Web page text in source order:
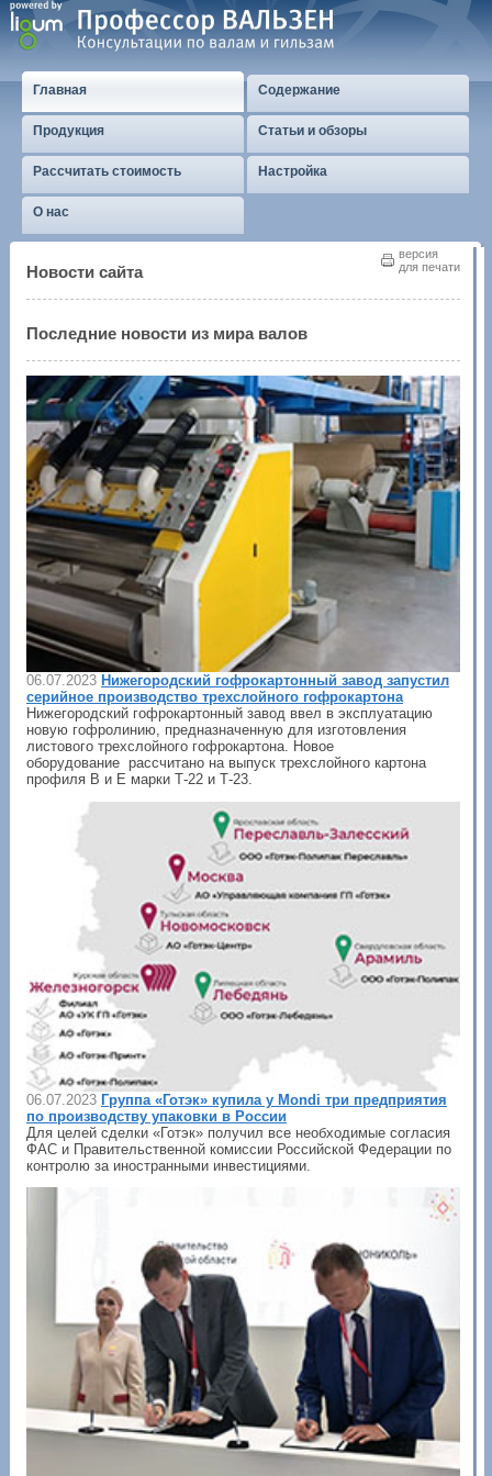
Главная Содержание
Продукция Статьи и обзоры
Рассчитать стоимость Настройка
О нас
версия
для печати
Новости сайта
Последние новости из мира валов
06.07.2023 Нижегородский гофрокартонный завод запустил
серийное производство трехслойного гофрокартона
Нижегородский гофрокартонный завод ввел в эксплуатацию
новую гофролинию, предназначенную для изготовления
листового трехслойного гофрокартона. Новое
оборудование рассчитано на выпуск трехслойного картона
профиля B и Е марки Т-22 и Т-23.
06.07.2023 Группа «Готэк» купила у Mondi три предприятия
по производству упаковки в России
Для целей сделки «Готэк» получил все необходимые согласия
ФАС и Правительственной комиссии Российской Федерации по
контролю за иностранными инвестициями.